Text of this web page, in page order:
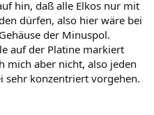
hin, daß alle Elkos nur mit
dürfen, also hier wäre bei
der Minuspol.
auf der Platine markiert
mich aber nicht, also jeden
sehr konzentriert vorgehen.